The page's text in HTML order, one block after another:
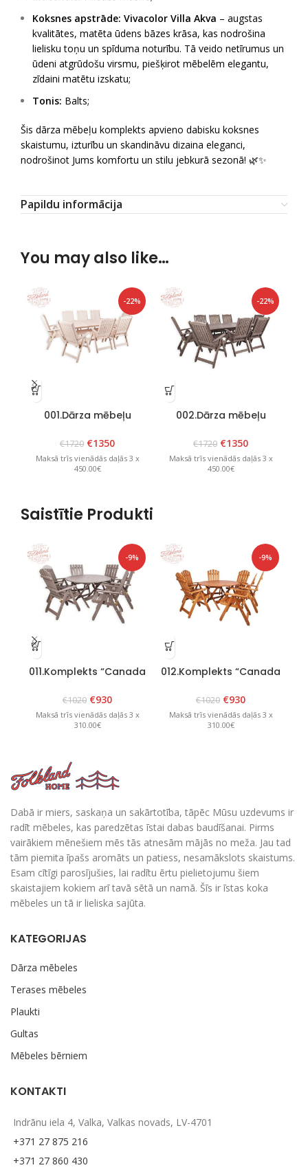
Koksnes apstrāde: Vivacolor Villa Akva – augstas
kvalitātes, matēta ūdens bāzes krāsa, kas nodrošina
lielisku toņu un spīduma noturību. Tā veido netīrumus un
ūdeni atgrūdošu virsmu, piešķirot mēbelēm elegantu,
zīdaini matētu izskatu;
Tonis: Balts;
Šis dārza mēbeļu komplekts apvieno dabisku koksnes
skaistumu, izturību un skandināvu dizaina eleganci,
nodrošinot Jums komfortu un stilu jebkurā sezonā! 🌿✨
Papildu informācija
You may also like…
-22%
001.Dārza mēbeļu
Balts
€1720 €1350
Maksā trīs vienādās daļās 3 x
450.00€
-22%
002.Dārza mēbeļu
Grafīts
€1720 €1350
Maksā trīs vienādās daļās 3 x
450.00€
Saistītie Produkti
-9%
011.Komplekts “Canada
€1020 €930
Maksā trīs vienādās daļās 3 x
310.00€
-9%
012.Komplekts “Canada
€1020 €930
Maksā trīs vienādās daļās 3 x
310.00€
Dabā ir miers, saskaņa un sakārtotība, tāpēc Mūsu uzdevums ir
radīt mēbeles, kas paredzētas īstai dabas baudīšanai. Pirms
vairākiem mēnešiem mēs tās atnesām mājās no meža. Jau tad
tām piemita īpašs aromāts un patiess, nesamākslots skaistums.
Esam cītīgi parosījušies, lai radītu ērtu pielietojumu šiem
skaistajiem kokiem arī tavā sētā un namā. Šīs ir īstas koka
mēbeles un tā ir lieliska sajūta.
KATEGORIJAS
Dārza mēbeles
Terases mēbeles
Plaukti
Gultas
Mēbeles bērniem
KONTAKTI
Indrānu iela 4, Valka, Valkas novads, LV-4701
+371 27 875 216
+371 27 860 430